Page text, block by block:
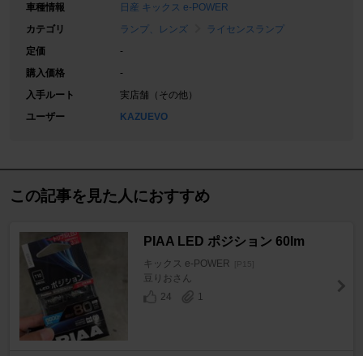
車種情報
日産 キックス e-POWER
カテゴリ
ランプ、レンズ
ライセンスランプ
定価
-
購入価格
-
入手ルート
実店舗（その他）
ユーザー
KAZUEVO
この記事を見た人におすすめ
PIAA LED ポジション 60lm
キックス e-POWER [P15]
豆りおさん
24
1